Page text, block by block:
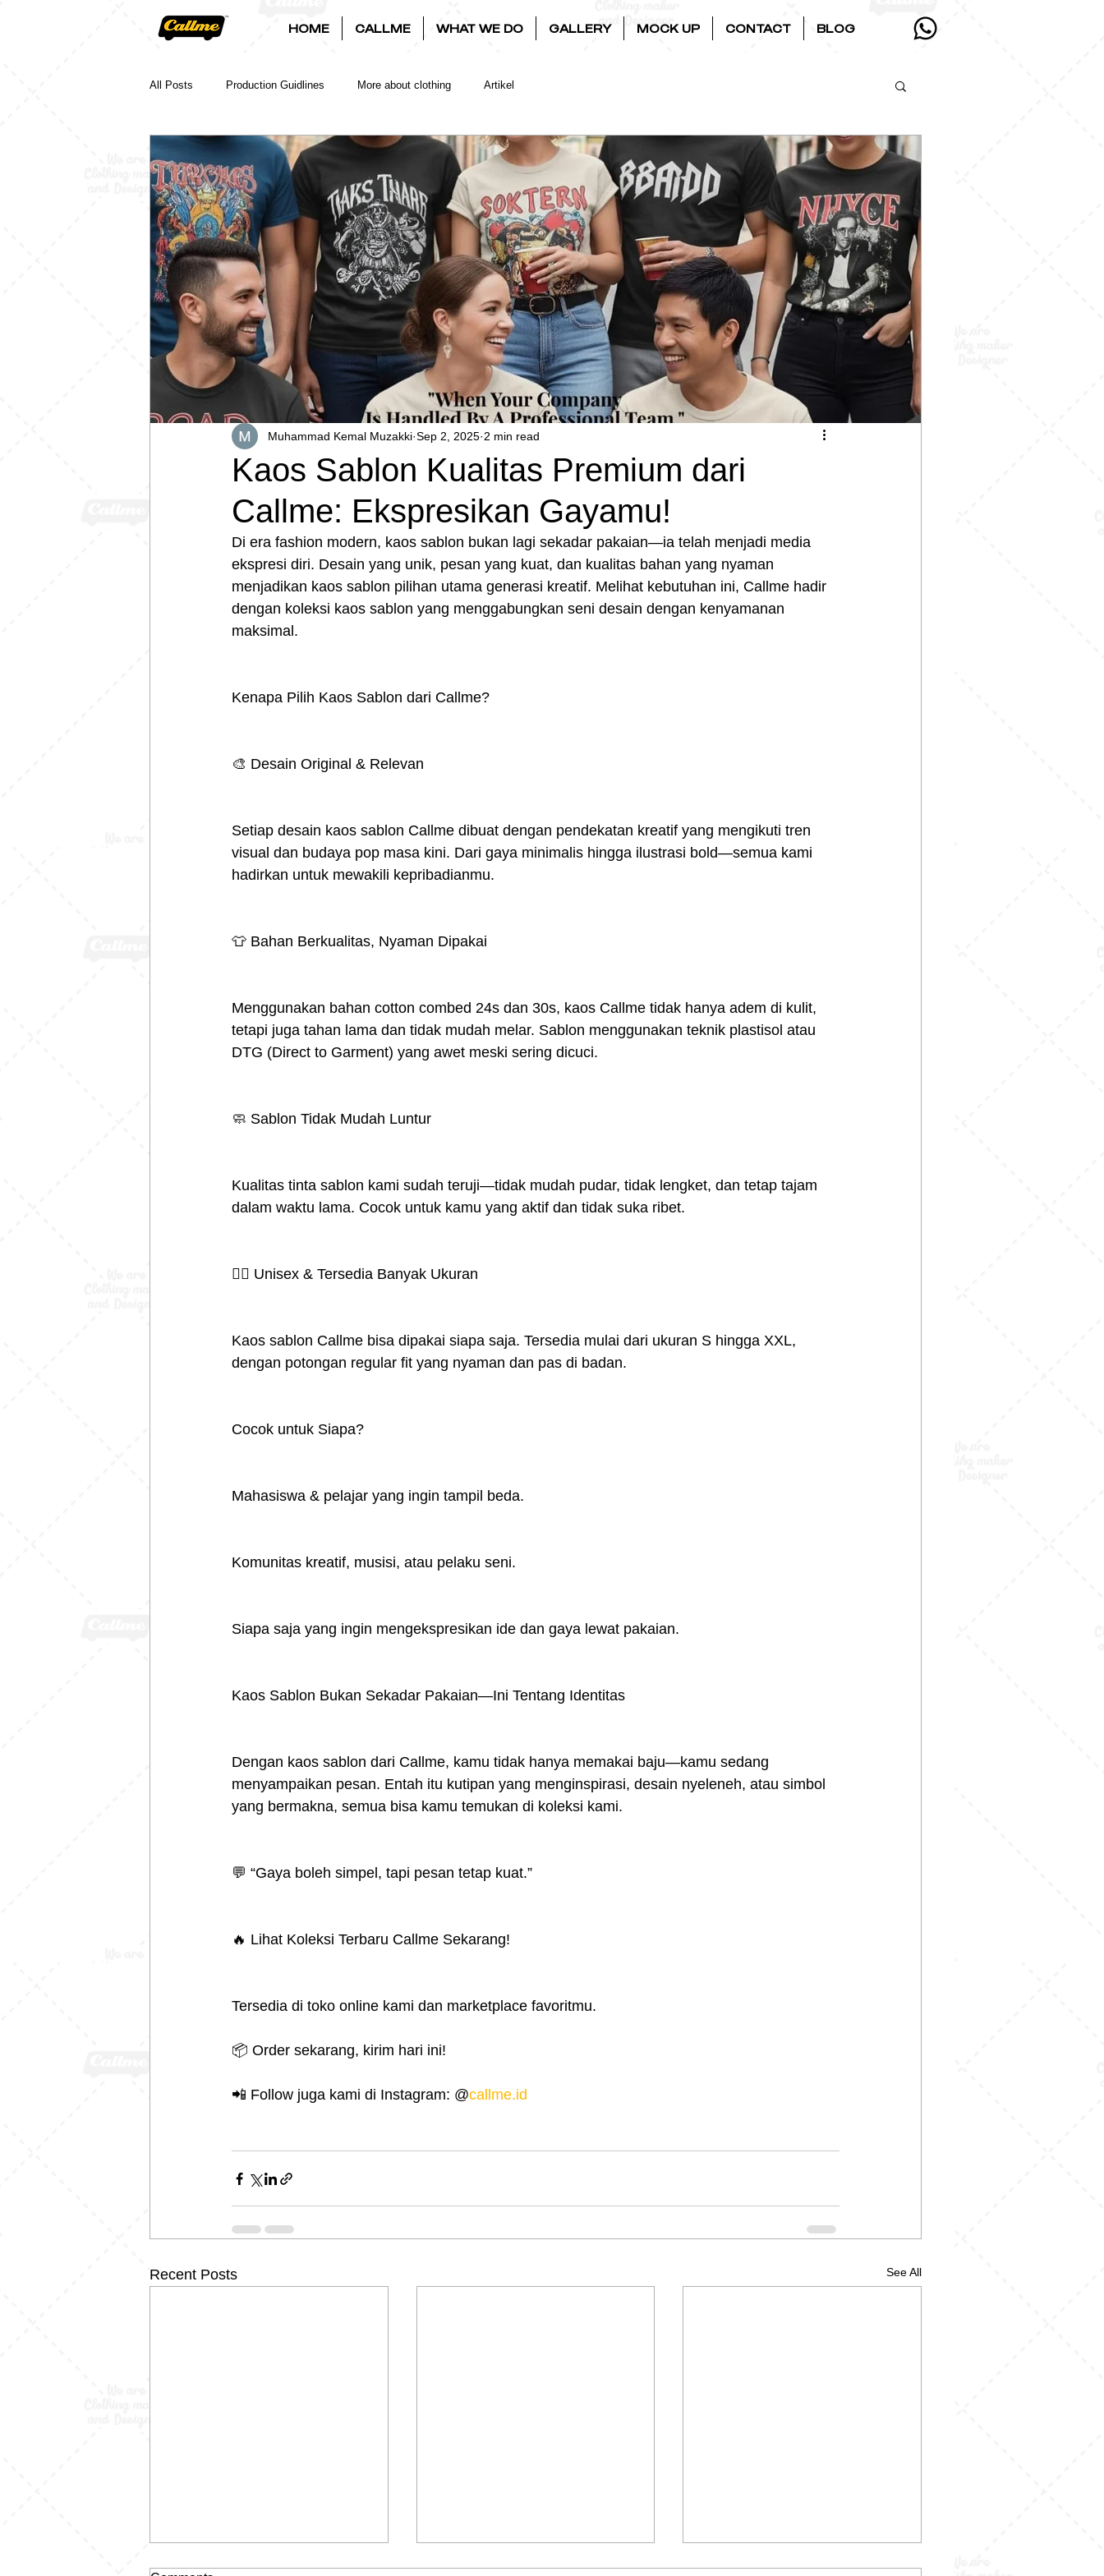
HOME CALLME WHAT WE DO GALLERY MOCK UP CONTACT BLOG
All Posts Production Guidlines More about clothing Artikel
Kaos Sablon Kualitas Premium dari
Callme: Ekspresikan Gayamu!
Muhammad Kemal Muzakki Sep 2, 2025 2 min read
Di era fashion modern, kaos sablon bukan lagi sekadar pakaian—ia telah menjadi media
ekspresi diri. Desain yang unik, pesan yang kuat, dan kualitas bahan yang nyaman
menjadikan kaos sablon pilihan utama generasi kreatif. Melihat kebutuhan ini, Callme hadir
dengan koleksi kaos sablon yang menggabungkan seni desain dengan kenyamanan
maksimal.
Kenapa Pilih Kaos Sablon dari Callme?
🎨 Desain Original & Relevan
Setiap desain kaos sablon Callme dibuat dengan pendekatan kreatif yang mengikuti tren
visual dan budaya pop masa kini. Dari gaya minimalis hingga ilustrasi bold—semua kami
hadirkan untuk mewakili kepribadianmu.
👕 Bahan Berkualitas, Nyaman Dipakai
Menggunakan bahan cotton combed 24s dan 30s, kaos Callme tidak hanya adem di kulit,
tetapi juga tahan lama dan tidak mudah melar. Sablon menggunakan teknik plastisol atau
DTG (Direct to Garment) yang awet meski sering dicuci.
🧼 Sablon Tidak Mudah Luntur
Kualitas tinta sablon kami sudah teruji—tidak mudah pudar, tidak lengket, dan tetap tajam
dalam waktu lama. Cocok untuk kamu yang aktif dan tidak suka ribet.
🧍‍♂️ Unisex & Tersedia Banyak Ukuran
Kaos sablon Callme bisa dipakai siapa saja. Tersedia mulai dari ukuran S hingga XXL,
dengan potongan regular fit yang nyaman dan pas di badan.
Cocok untuk Siapa?
Mahasiswa & pelajar yang ingin tampil beda.
Komunitas kreatif, musisi, atau pelaku seni.
Siapa saja yang ingin mengekspresikan ide dan gaya lewat pakaian.
Kaos Sablon Bukan Sekadar Pakaian—Ini Tentang Identitas
Dengan kaos sablon dari Callme, kamu tidak hanya memakai baju—kamu sedang
menyampaikan pesan. Entah itu kutipan yang menginspirasi, desain nyeleneh, atau simbol
yang bermakna, semua bisa kamu temukan di koleksi kami.
💬 “Gaya boleh simpel, tapi pesan tetap kuat.”
🔥 Lihat Koleksi Terbaru Callme Sekarang!
Tersedia di toko online kami dan marketplace favoritmu.
📦 Order sekarang, kirim hari ini!
📲 Follow juga kami di Instagram: @callme.id
Recent Posts See All